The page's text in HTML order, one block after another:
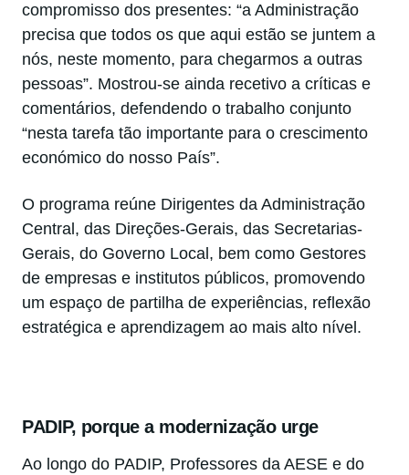
compromisso dos presentes: “a Administração
precisa que todos os que aqui estão se juntem a
nós, neste momento, para chegarmos a outras
pessoas”. Mostrou-se ainda recetivo a críticas e
comentários, defendendo o trabalho conjunto
“nesta tarefa tão importante para o crescimento
económico do nosso País”.
O programa reúne Dirigentes da Administração
Central, das Direções-Gerais, das Secretarias-
Gerais, do Governo Local, bem como Gestores
de empresas e institutos públicos, promovendo
um espaço de partilha de experiências, reflexão
estratégica e aprendizagem ao mais alto nível.
PADIP, porque a modernização urge
Ao longo do PADIP, Professores da AESE e do